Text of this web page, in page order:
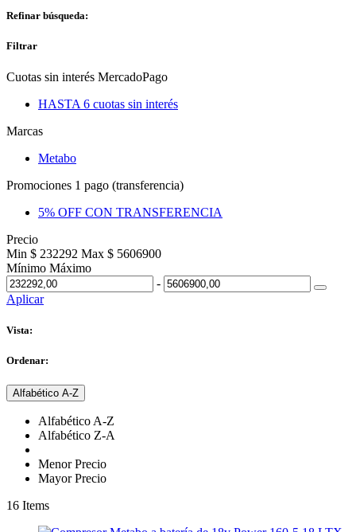
Refinar búsqueda:
Filtrar
Cuotas sin interés MercadoPago
HASTA 6 cuotas sin interés
Marcas
Metabo
Promociones 1 pago (transferencia)
5% OFF CON TRANSFERENCIA
Precio
Min $ 232292 Max $ 5606900
Mínimo Máximo
-
Aplicar
Vista:
Ordenar:
Alfabético A-Z
Alfabético A-Z
Alfabético Z-A
Menor Precio
Mayor Precio
16 Items